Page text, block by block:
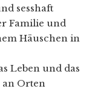
sesshaft
Familie und
Häuschen in
Leben und das
an Orten